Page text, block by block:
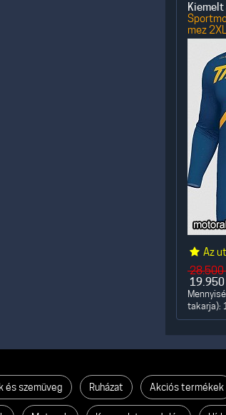
mez
Az
28.500
19.950
takarja):
és szemüveg Ruházat Akciós termékek